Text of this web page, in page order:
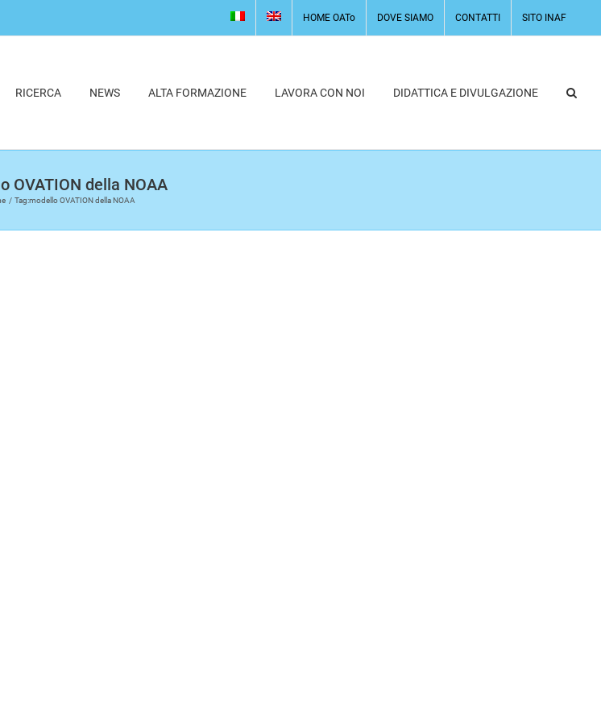
HOME OATo DOVE SIAMO CONTATTI SITO INAF
RICERCA NEWS ALTA FORMAZIONE LAVORA CON NOI DIDATTICA E DIVULGAZIONE
OVATION della NOAA
Tag:modello OVATION della NOAA